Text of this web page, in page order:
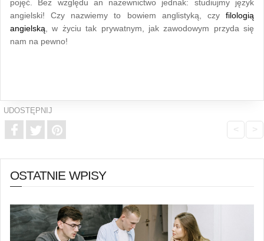
pojęć. Bez względu an nazewnictwo jednak: studiujmy język
angielski! Czy nazwiemy to bowiem anglistyką, czy filologią
angielską , w życiu tak prywatnym, jak zawodowym przyda się
nam na pewno!
UDOSTĘPNIJ
< >
OSTATNIE WPISY